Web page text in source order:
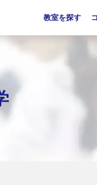
教室を探す